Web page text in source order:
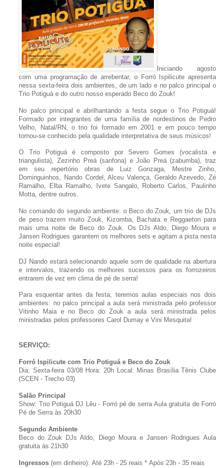
Iniciando agosto
com uma programação de arrebentar, o Forró Ispilicute apresenta
nessa sexta-feira dois ambientes, de um lado e no palco principal o
Trio Potiguá e do outro nosso esperado Beco do Zouk!
No palco principal e abrilhantando a festa segue o Trio Potiguá!
Formado por integrantes de uma família de nordestinos de Pedro
Velho, Natal/RN, o trio foi formado em 2001 e em pouco tempo
tornou-se conhecido pela qualidade interpretativa de seus músicos!
O Trio Potiguá é composto por Severo Gomes (vocalista e
triangulista), Zezinho Preá (sanfona) e João Preá (zabumba), traz
em seu repertório obras de Luiz Gonzaga, Mestre Zinho,
Dominguinhos, Nando Cordel, Alceu Valença, Geraldo Azevedo, Zé
Ramalho, Elba Ramalho, Ivete Sangalo, Roberto Carlos, Paulinho
Motta, dentre outros.
No comando do segundo ambiente: o Beco do Zouk, um trio de DJs
de peso trazem muito Zouk, Kizomba, Bachata e Reggaeton para
mais uma noite de Beco do Zouk. Os DJs Aldo, Diego Moura e
Jansen Rodrigues garantem os melhores sets e agitam a pista nesta
noite especial!
DJ Nando estará selecionando aquele som de qualidade na abertura
e intervalos, trazendo os melhores sucessos para os forrozeiros
entrarem de vez em clima de pé de serra!
Para esquentar antes da festa, teremos aulas especiais nos dois
ambientes: no palco principal a aula será ministrada pelo professor
Vitinho Maia e no Beco do Zouk a aula será ministrada pelos
ministradas pelos professores Carol Dumay e Vini Mesquita!
SERVIÇO:
Forró Ispilicute com Trio Potiguá e Beco do Zouk
Dia: Sexta-feira 03/08 Hora: 20h Local: Minas Brasília Tênis Clube
(SCEN - Trecho 03)
Salão Principal
Show: Trio Potiguá DJ Lêu - Forró pé de serra Aula gratuita de Forró
Pé de Serra às 20h30
Segundo Ambiente
Beco do Zouk DJs Aldo, Diego Moura e Jansen Rodrigues Aula
gratuita às 21h30
Ingressos (em dinheiro): Até 23h - 25 reais * Após 23h - 35 reais